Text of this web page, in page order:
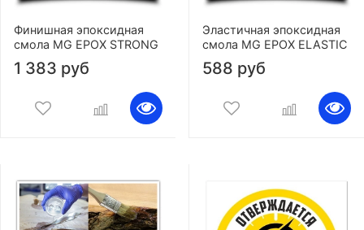
Финишная эпоксидная
смола MG EPOX STRONG
1 383 руб
Эластичная эпоксидная
смола MG EPOX ELASTIC
588 руб